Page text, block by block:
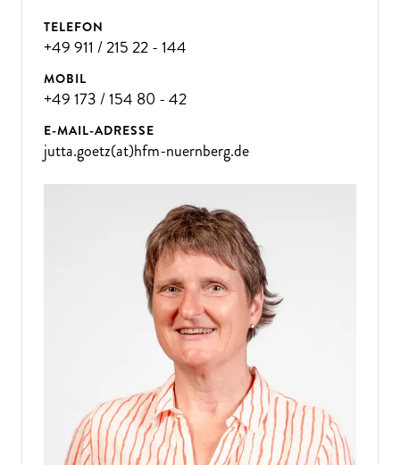
TELEFON
+49 911 / 215 22 - 144
MOBIL
+49 173 / 154 80 - 42
E-MAIL-ADRESSE
jutta.goetz(at)hfm-nuernberg.de